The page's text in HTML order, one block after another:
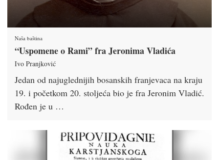
Naša baština
“Uspomene o Rami” fra Jeronima Vladića
Ivo Pranjković
Jedan od najuglednijih bosanskih franjevaca na kraju
19. i početkom 20. stoljeća bio je fra Jeronim Vladić.
Rođen je u …